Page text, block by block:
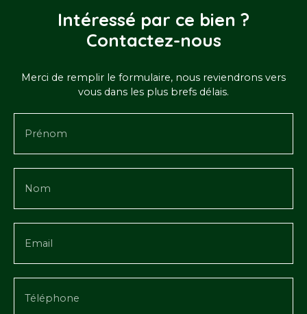
Intéressé par ce bien ?
Contactez-nous
Merci de remplir le formulaire, nous reviendrons vers
vous dans les plus brefs délais.
Prénom
Nom
Email
Téléphone